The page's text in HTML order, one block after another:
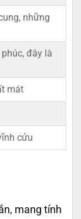
những
đây là
mát
cửu
mang tính